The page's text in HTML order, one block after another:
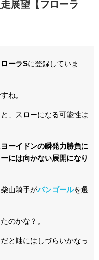
展望【フローラ
ローラSに登録していま
ね。
、スローになる可能性は
ーイドンの瞬発力勝負に
には向かない展開になり
山騎手がバンゴールを選
のかな？。
と軸にはしづらいかなっ